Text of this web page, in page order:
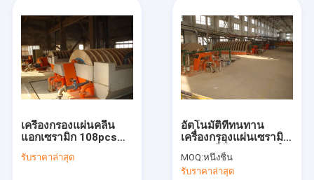
เครื่องกรองแผ่นคลื่น
แอกเซรามิก 108pcs
เหมืองแร่ความละเอียด
รับราคาล่าสุด
อัตโนมัติที่ทนทาน
เครื่องกรองแผ่นเซรามิก
ผลงานที่มั่นคง ระบบกํา
จัดน้ําการบดแร่
MOQ:หนึ่งชิ้น
รับราคาล่าสุด